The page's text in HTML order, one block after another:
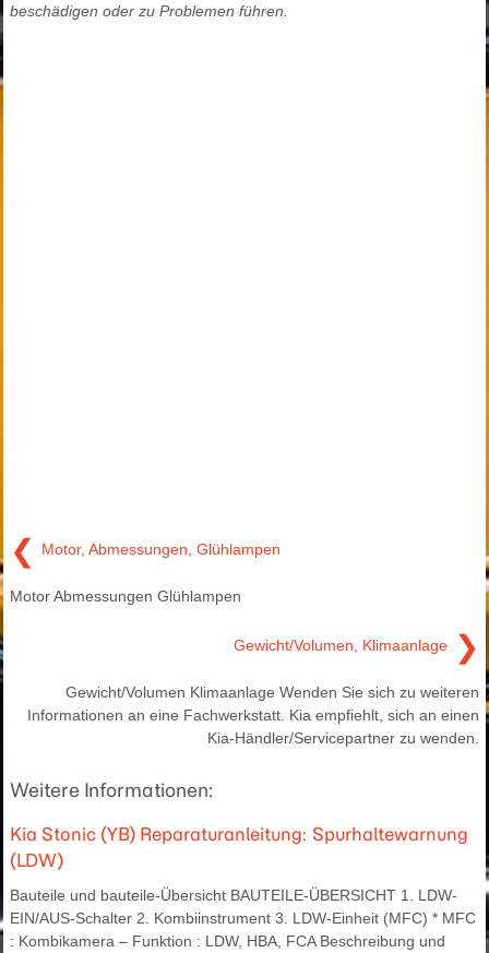
beschädigen oder zu Problemen führen.
❮ Motor, Abmessungen, Glühlampen
Motor Abmessungen Glühlampen
Gewicht/Volumen, Klimaanlage ❯
Gewicht/Volumen Klimaanlage Wenden Sie sich zu weiteren
Informationen an eine Fachwerkstatt. Kia empfiehlt, sich an einen
Kia-Händler/Servicepartner zu wenden.
Weitere Informationen:
Kia Stonic (YB) Reparaturanleitung: Spurhaltewarnung
(LDW)
Bauteile und bauteile-Übersicht BAUTEILE-ÜBERSICHT 1. LDW-
EIN/AUS-Schalter 2. Kombiinstrument 3. LDW-Einheit (MFC) * MFC
: Kombikamera – Funktion : LDW, HBA, FCA Beschreibung und